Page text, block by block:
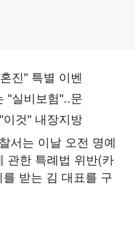
서는 이날 오전 명예
관한 특례법 위반(카
받는 김 대표를 구